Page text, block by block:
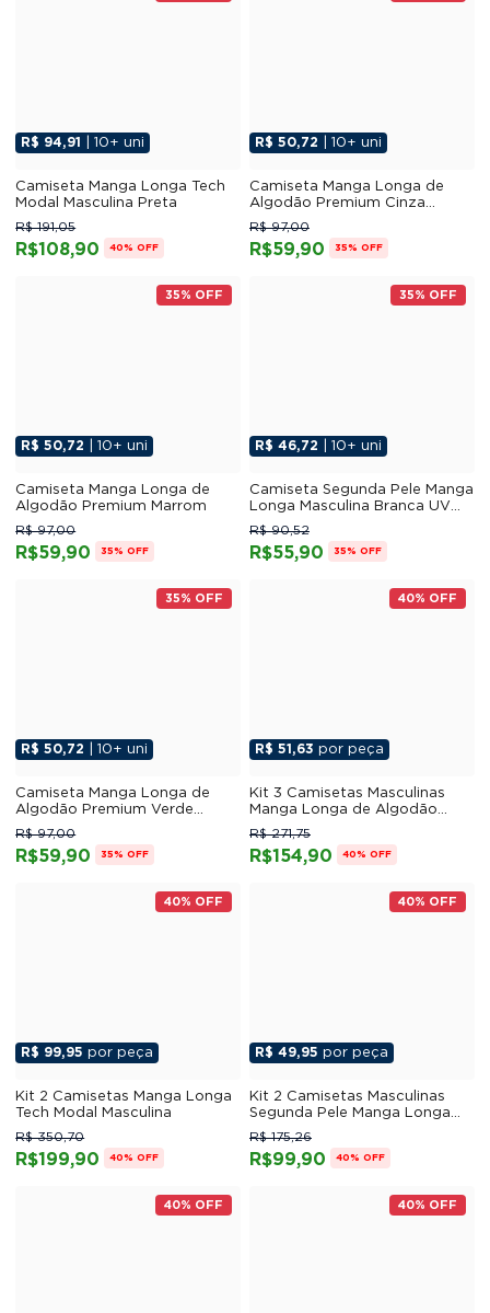
R$ 94,91 | 10+ uni
Camiseta Manga Longa Tech
Modal Masculina Preta
R$108,90
R$ 191,05
40% OFF
R$ 50,72 | 10+ uni
Camiseta Manga Longa de
Algodão Premium Cinza
Mescla
R$59,90
R$ 97,00
35% OFF
35% OFF
R$ 50,72 | 10+ uni
Camiseta Manga Longa de
Algodão Premium Marrom
R$59,90
R$ 97,00
35% OFF
35% OFF
R$ 46,72 | 10+ uni
Camiseta Segunda Pele Manga
Longa Masculina Branca UV
50+
R$55,90
R$ 90,52
35% OFF
35% OFF
R$ 50,72 | 10+ uni
Camiseta Manga Longa de
Algodão Premium Verde
Militar
R$59,90
R$ 97,00
35% OFF
40% OFF
R$ 51,63 por peça
Kit 3 Camisetas Masculinas
Manga Longa de Algodão
Penteado 01
R$154,90
R$ 271,75
40% OFF
40% OFF
R$ 99,95 por peça
Kit 2 Camisetas Manga Longa
Tech Modal Masculina
R$199,90
R$ 350,70
40% OFF
40% OFF
R$ 49,95 por peça
Kit 2 Camisetas Masculinas
Segunda Pele Manga Longa
03
R$99,90
R$ 175,26
40% OFF
40% OFF 40% OFF